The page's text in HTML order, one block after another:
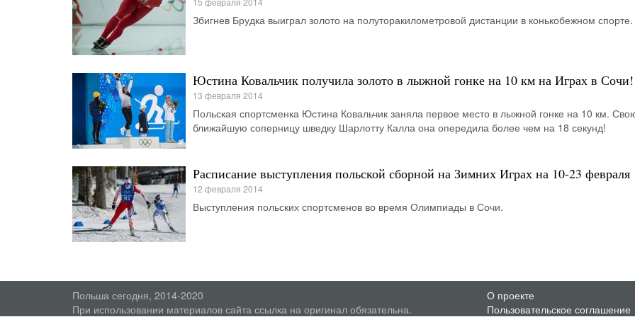
Збигнев Брудка выиграл золото на полуторакилометровой дистанции в конькобежном спорте.
Юстина Ковальчик получила золото в лыжной гонке на 10 км на Играх в Сочи!
13 февраля 2014
Польская спортсменка Юстина Ковальчик заняла первое место в лыжной гонке на 10 км.
ближайшую соперницу шведку Шарлотту Калла она опередила более чем на 18 секунд!
Расписание выступления польской сборной на Зимних Играх на 10-23 февраля
12 февраля 2014
Выступления польских спортсменов во время Олимпиады в Сочи.
Польша сегодня, 2014-2020
При использовании материалов сайта ссылка на оригинал обязательна.
О проекте
Пользовательское соглашение